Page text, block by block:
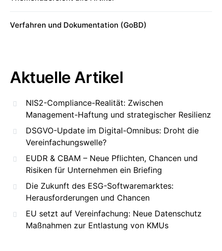
Verfahren und Dokumentation (GoBD)
Aktuelle Artikel
NIS2-Compliance-Realität: Zwischen
Management-Haftung und strategischer Resilienz
DSGVO-Update im Digital-Omnibus: Droht die
Vereinfachungswelle?
EUDR & CBAM – Neue Pflichten, Chancen und
Risiken für Unternehmen ein Briefing
Die Zukunft des ESG-Softwaremarktes:
Herausforderungen und Chancen
EU setzt auf Vereinfachung: Neue Datenschutz
Maßnahmen zur Entlastung von KMUs